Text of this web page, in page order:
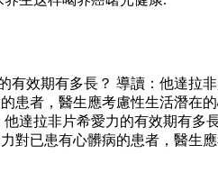
效期有多長？ 導讀：他達拉
患者，醫生應考慮性生活潛在
達拉非片希愛力的有效期有多
對已患有心髒病的患者，醫生